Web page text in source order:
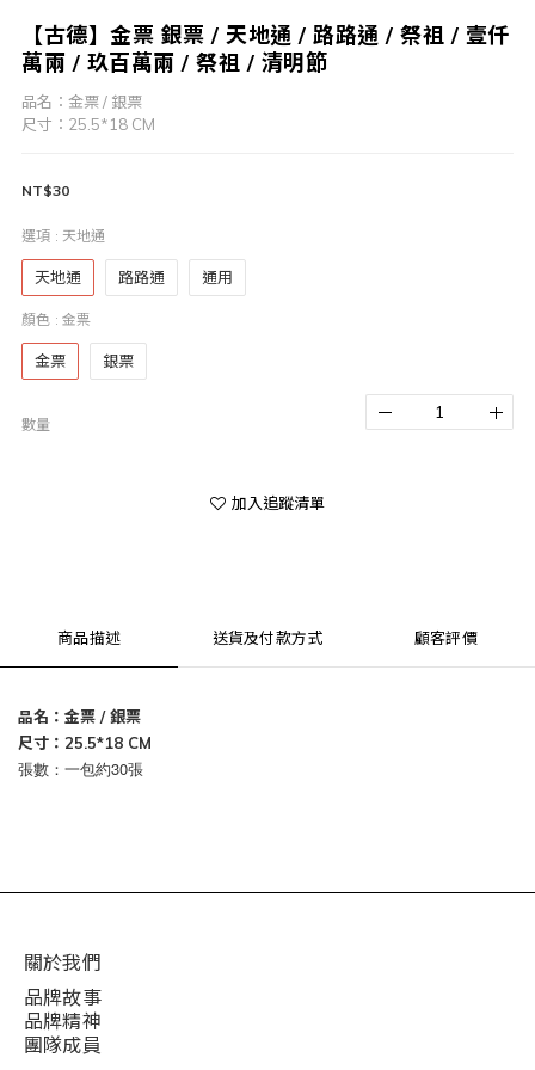
【古德】金票 銀票 / 天地通 / 路路通 / 祭祖 / 壹仟
萬兩 / 玖百萬兩 / 祭祖 / 清明節
品名：金票 / 銀票
尺寸：25.5*18 CM
NT$30
選項 : 天地通
天地通 路路通 通用
顏色 : 金票
金票 銀票
數量
加入追蹤清單
商品描述 送貨及付款方式 顧客評價
品名：金票 / 銀票
尺寸：25.5*18 CM
張數：一包約30張
關於我們
品牌故事
品牌精神
團隊成員